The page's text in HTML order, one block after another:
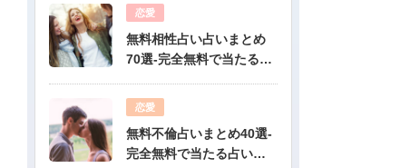
恋愛
無料相性占い占いまとめ
70選-完全無料で当たる占
恋愛
無料不倫占いまとめ40選-
完全無料で当たる占いだ